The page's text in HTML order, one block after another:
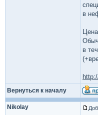
в
в
Вернуться к началу
Nikolay